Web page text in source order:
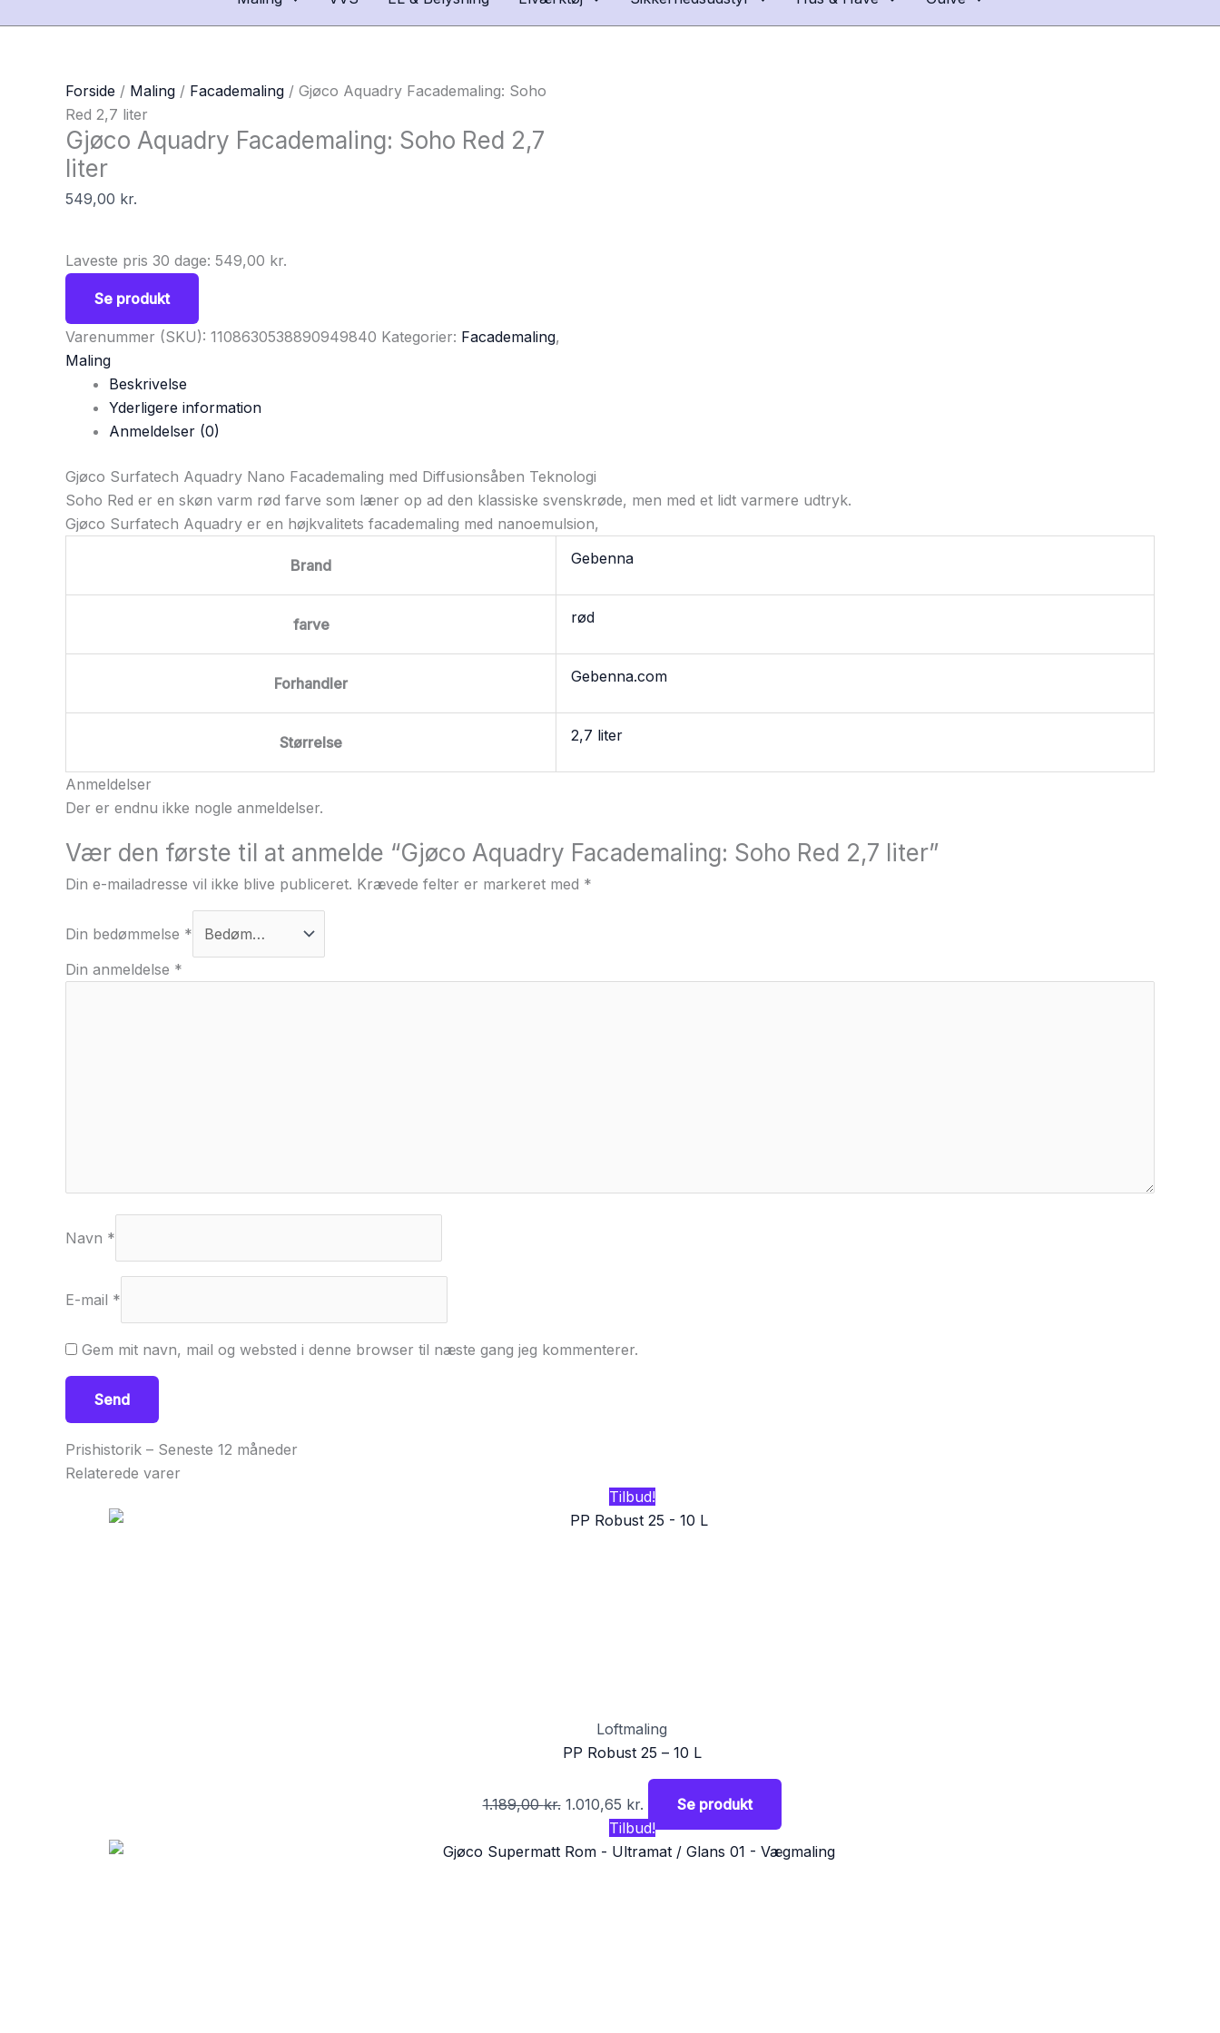
Forside / Maling / Facademaling / Gjøco Aquadry Facademaling: Soho
Red 2,7 liter
Gjøco Aquadry Facademaling: Soho Red 2,7
liter
549,00 kr.
Laveste pris 30 dage: 549,00 kr.
Se produkt
Varenummer (SKU): 1108630538890949840 Kategorier: Facademaling,
Maling
Beskrivelse
Yderligere information
Anmeldelser (0)
Gjøco Surfatech Aquadry Nano Facademaling med Diffusionsåben Teknologi
Soho Red er en skøn varm rød farve som læner op ad den klassiske svenskrøde, men med et lidt varmere udtryk.
Gjøco Surfatech Aquadry er en højkvalitets facademaling med nanoemulsion,
Brand Gebenna
farve rød
Forhandler Gebenna.com
Størrelse 2,7 liter
Anmeldelser
Der er endnu ikke nogle anmeldelser.
Vær den første til at anmelde “Gjøco Aquadry Facademaling: Soho Red 2,7 liter”
Din e-mailadresse vil ikke blive publiceret. Krævede felter er markeret med *
Din bedømmelse *
Din anmeldelse *
Navn *
E-mail *
Gem mit navn, mail og websted i denne browser til næste gang jeg kommenterer.
Prishistorik – Seneste 12 måneder
Relaterede varer
Tilbud!
Loftmaling
PP Robust 25 – 10 L
1.189,00kr. 1.010,65 kr.
Se produkt
Tilbud!